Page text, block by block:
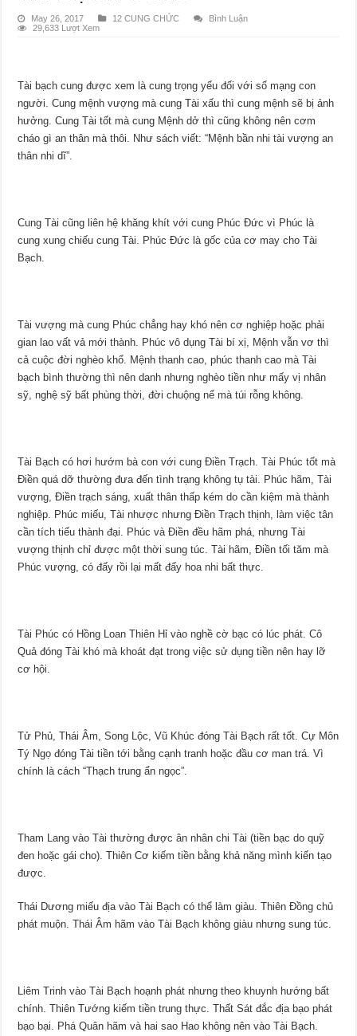
May 26, 2017 12 CUNG CHỨC
Bình Luận
29,633 Lượt Xem
Tài bạch cung được xem là cung trọng yếu đối với số mạng con
người. Cung mệnh vượng mà cung Tài xấu thì cung mệnh sẽ bị ảnh
hưởng. Cung Tài tốt mà cung Mệnh dở thì cũng không nên cơm
cháo gì an thân mà thôi. Như sách viết: “Mệnh bần nhi tài vượng an
thân nhi dĩ”.
Cung Tài cũng liên hệ khăng khít với cung Phúc Đức vì Phúc là
cung xung chiếu cung Tài. Phúc Đức là gốc của cơ may cho Tài
Bạch.
Tài vượng mà cung Phúc chẳng hay khó nên cơ nghiệp hoặc phải
gian lao vất vả mới thành. Phúc vô dụng Tài bí xị, Mệnh vẫn vơ thì
cả cuộc đời nghèo khổ. Mệnh thanh cao, phúc thanh cao mà Tài
bạch bình thường thì nên danh nhưng nghèo tiền như mấy vị nhân
sỹ, nghệ sỹ bất phùng thời, đời chuộng nể mà túi rỗng không.
Tài Bạch có hơi hướm bà con với cung Điền Trạch. Tài Phúc tốt mà
Điền quá dỡ thường đưa đến tình trạng không tụ tài. Phúc hãm, Tài
vượng, Điền trạch sáng, xuất thân thấp kém do cần kiệm mà thành
nghiệp. Phúc miếu, Tài nhược nhưng Điền Trạch thịnh, làm việc tân
cần tích tiểu thành đại. Phúc và Điền đều hãm phá, nhưng Tài
vượng thịnh chỉ được một thời sung túc. Tài hãm, Điền tối tăm mà
Phúc vượng, có đấy rồi lại mất đấy hoa nhi bất thực.
Tài Phúc có Hồng Loan Thiên Hỉ vào nghề cờ bạc có lúc phát. Cô
Quả đóng Tài khó mà khoát đạt trong việc sử dụng tiền nên hay lỡ
cơ hội.
Tử Phủ, Thái Âm, Song Lộc, Vũ Khúc đóng Tài Bạch rất tốt. Cự Môn
Tý Ngọ đóng Tài tiền tới bằng cạnh tranh hoặc đầu cơ man trá. Vì
chính là cách “Thạch trung ẩn ngọc”.
Tham Lang vào Tài thường được ân nhân chi Tài (tiền bạc do quỹ
đen hoặc gái cho). Thiên Cơ kiếm tiền bằng khả năng mình kiến tạo
được.
Thái Dương miếu địa vào Tài Bạch có thể làm giàu. Thiên Đồng chủ
phát muộn. Thái Âm hãm vào Tài Bạch không giàu nhưng sung túc.
Liêm Trinh vào Tài Bạch hoạnh phát nhưng theo khuynh hướng bất
chính. Thiên Tướng kiếm tiền trung thực. Thất Sát đắc địa bạo phát
bạo bại. Phá Quân hãm và hai sao Hao không nên vào Tài Bạch.